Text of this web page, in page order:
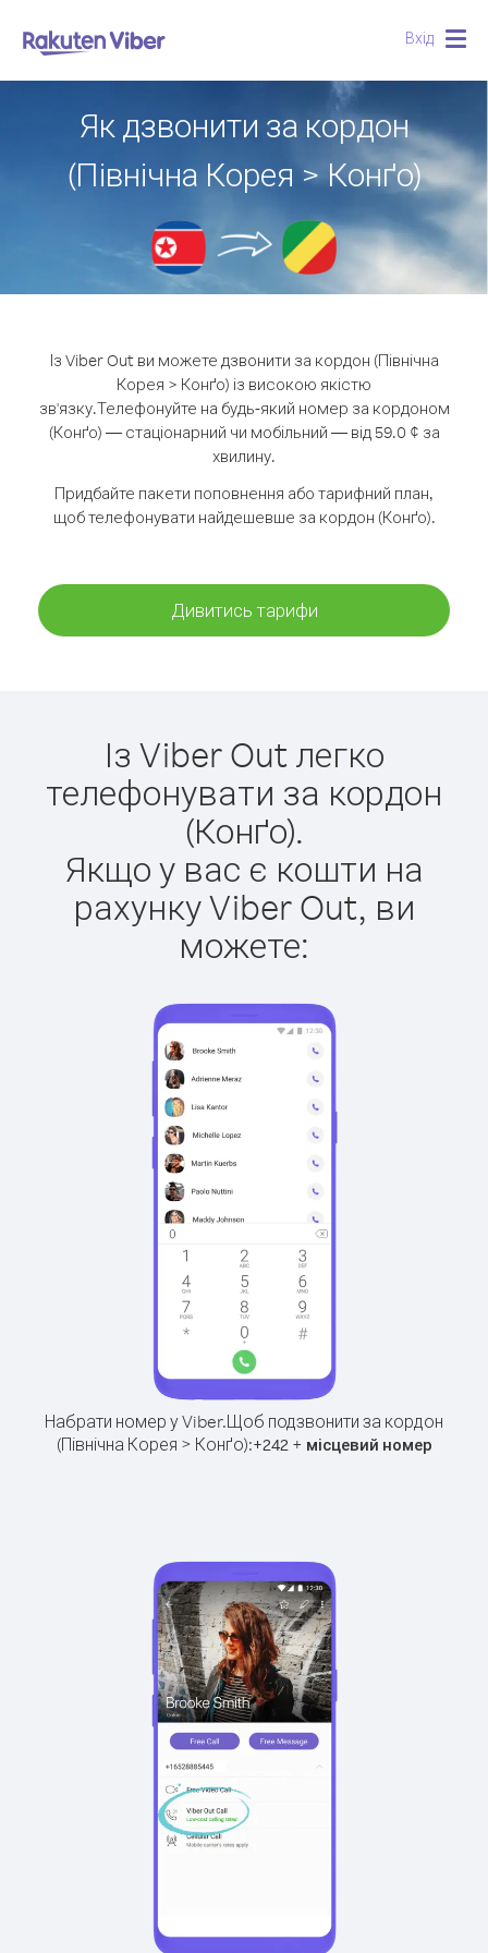
Вхід
Як дзвонити за кордон
(Північна Корея > Конґо)
Із Viber Out ви можете дзвонити за кордон (Північна
Корея > Конґо) із високою якістю
зв'язку.Телефонуйте на будь-який номер за кордоном
(Конґо) — стаціонарний чи мобільний — від 59.0 ¢ за
хвилину.
Придбайте пакети поповнення або тарифний план,
щоб телефонувати найдешевше за кордон (Конґо).
Дивитись тарифи
Із Viber Out легко
телефонувати за кордон
(Конґо).
Якщо у вас є кошти на
рахунку Viber Out, ви
можете:
Набрати номер у Viber.Щоб подзвонити за кордон
(Північна Корея > Конґо):+242+ місцевий номер